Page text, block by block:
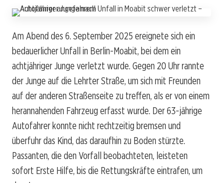
Am Abend des 6. September 2025 ereignete sich ein
bedauerlicher Unfall in Berlin-Moabit, bei dem ein
achtjähriger Junge verletzt wurde. Gegen 20 Uhr rannte
der Junge auf die Lehrter Straße, um sich mit Freunden
auf der anderen Straßenseite zu treffen, als er von einem
herannahenden Fahrzeug erfasst wurde. Der 63-jährige
Autofahrer konnte nicht rechtzeitig bremsen und
überfuhr das Kind, das daraufhin zu Boden stürzte.
Passanten, die den Vorfall beobachteten, leisteten
sofort Erste Hilfe, bis die Rettungskräfte eintrafen, um